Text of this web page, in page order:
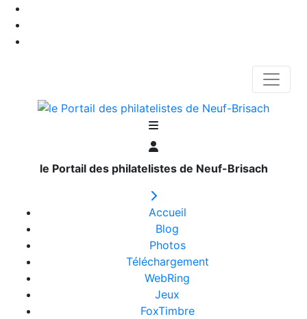
le Portail des philatelistes de Neuf-Brisach
Accueil
Blog
Photos
Téléchargement
WebRing
Jeux
FoxTimbre